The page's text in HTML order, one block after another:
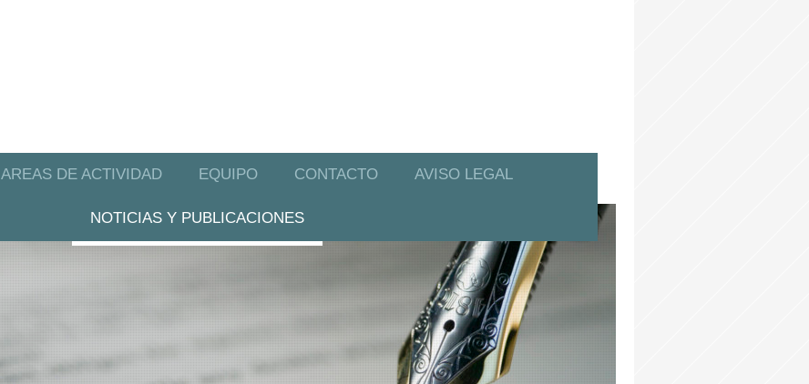
AREAS DE ACTIVIDAD EQUIPO CONTACTO AVISO LEGAL
NOTICIAS Y PUBLICACIONES